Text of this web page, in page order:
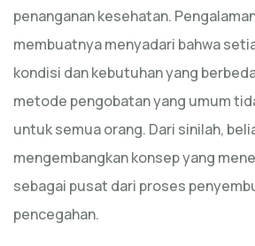
penanganan kesehatan.
membuatnya menyadari bahwa
kondisi dan kebutuhan yang
metode pengobatan yang umum
untuk semua orang. Dari sinilah,
mengembangkan konsep yang
sebagai pusat dari proses
pencegahan.